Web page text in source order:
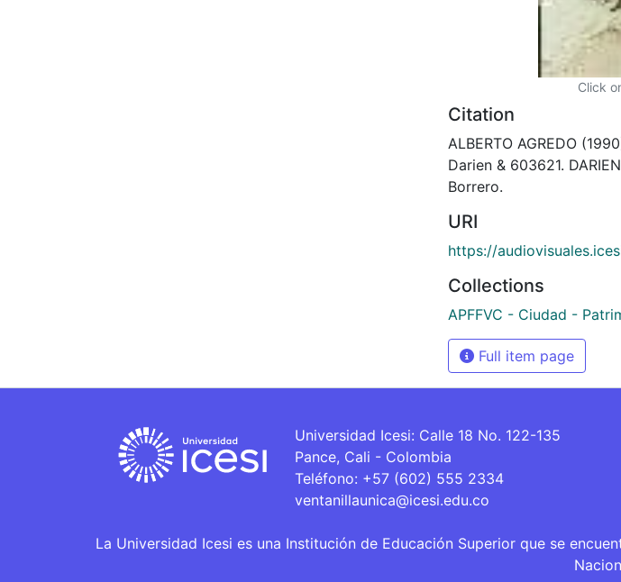
Click
Citation
ALBERTO AGREDO
Darien & 603621.
Borrero.
URI
https://
Collections
APFFVC - Ciudad -
Full item page
Universidad Icesi: Calle 18 No. 122-135
Pance, Cali - Colombia
Teléfono: +57 (602) 555 2334
ventanillaunica@icesi.edu.co
La Universidad Icesi es una Institución de Educación Superior que se